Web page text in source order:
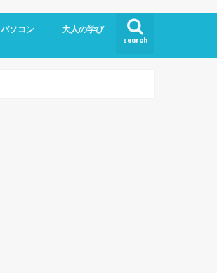
search
パソコン 大人の学び